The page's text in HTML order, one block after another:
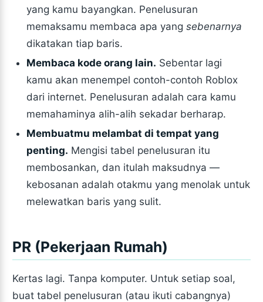
yang kamu bayangkan. Penelusuran
memaksamu membaca apa yangsebenarnya
dikatakan tiap baris.
Membaca kode orang lain. Sebentar lagi
kamu akan menempel contoh-contoh Roblox
dari internet. Penelusuran adalah cara kamu
memahaminya alih-alih sekadar berharap.
Membuatmu melambat di tempat yang
penting. Mengisi tabel penelusuran itu
membosankan, dan itulah maksudnya —
kebosanan adalah otakmu yang menolak untuk
melewatkan baris yang sulit.
PR (Pekerjaan Rumah)
Kertas lagi. Tanpa komputer. Untuk setiap soal,
buat tabel penelusuran (atau ikuti cabangnya)